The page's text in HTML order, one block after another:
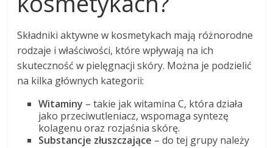
Składniki aktywne w kosmetykach mają różnorodne
rodzaje i właściwości, które wpływają na ich
skuteczność w pielęgnacji skóry. Można je podzielić
na kilka głównych kategorii:
Witaminy – takie jak witamina C, która działa
jako przeciwutleniacz, wspomaga syntezę
kolagenu oraz rozjaśnia skórę.
Substancje złuszczające – do tej grupy należy